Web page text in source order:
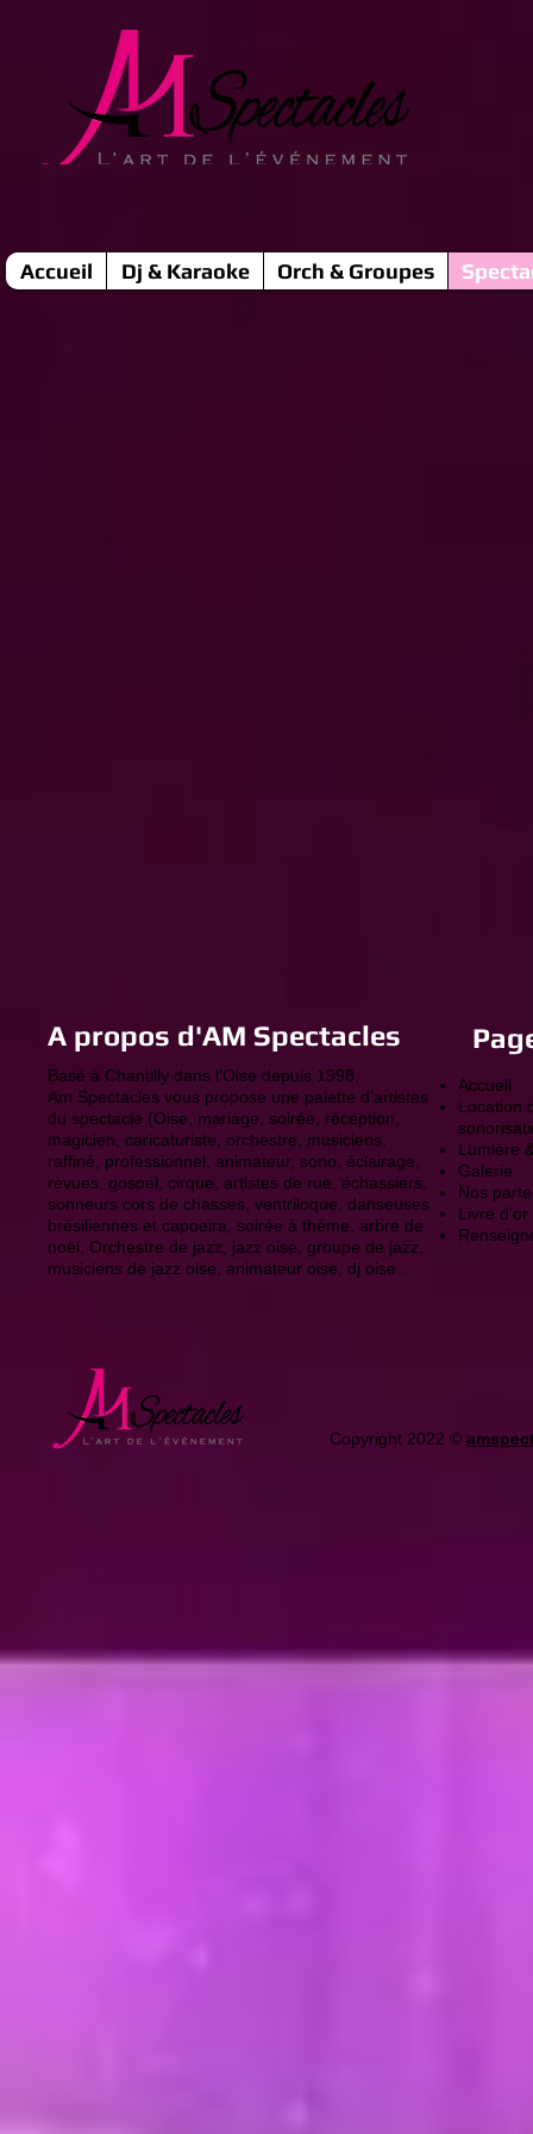
Accueil Dj & Karaoke Orch & Groupes
A propos d'AM Spectacles
Basé à Chantilly dans l’Oise depuis 1998,
Am Spectacles vous propose une palette d’artistes
du spectacle (Oise, mariage, soirée, réception,
magicien, caricaturiste, orchestre, musiciens,
raffiné, professionnel, animateur, sono, éclairage,
revues, gospel, cirque, artistes de rue, échassiers,
sonneurs cors de chasses, ventriloque, danseuses
brésiliennes et capoeira, soirée à thème, arbre de
noël, Orchestre de jazz, jazz oise, groupe de jazz,
musiciens de jazz oise, animateur oise, dj oise...
Accueil
Location
Lumière
Galerie
Nos
Livre d’or
Copyright 2022 ©